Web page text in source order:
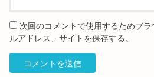
次回のコメントで使用するためブ
ルアドレス、サイトを保存する。